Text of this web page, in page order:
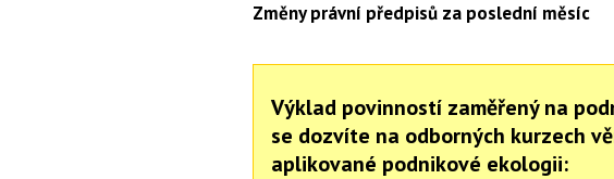
Změny právní předpisů za poslední měsíc
Výklad povinností zaměřený na
se dozvíte na odborných kurzech
aplikované podnikové ekologii: